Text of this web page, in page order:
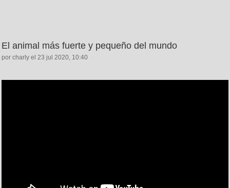
El animal más fuerte y pequeño del mundo
por charly el 23 jul 2020, 10:40